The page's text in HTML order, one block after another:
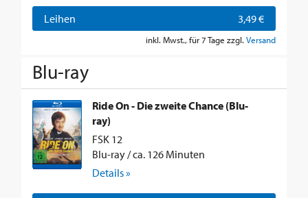
Leihen 3,49 €
inkl. Mwst., für 7 Tage zzgl. Versand
Blu-ray
Ride On - Die zweite Chance (Blu-
ray)
FSK 12
Blu-ray / ca. 126 Minuten
Details »